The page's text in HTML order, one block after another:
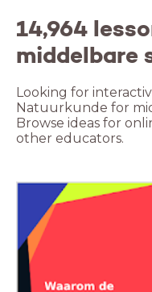
14,964
middelbare
Looking for
Natuurkunde for
Browse ideas for
other educators.